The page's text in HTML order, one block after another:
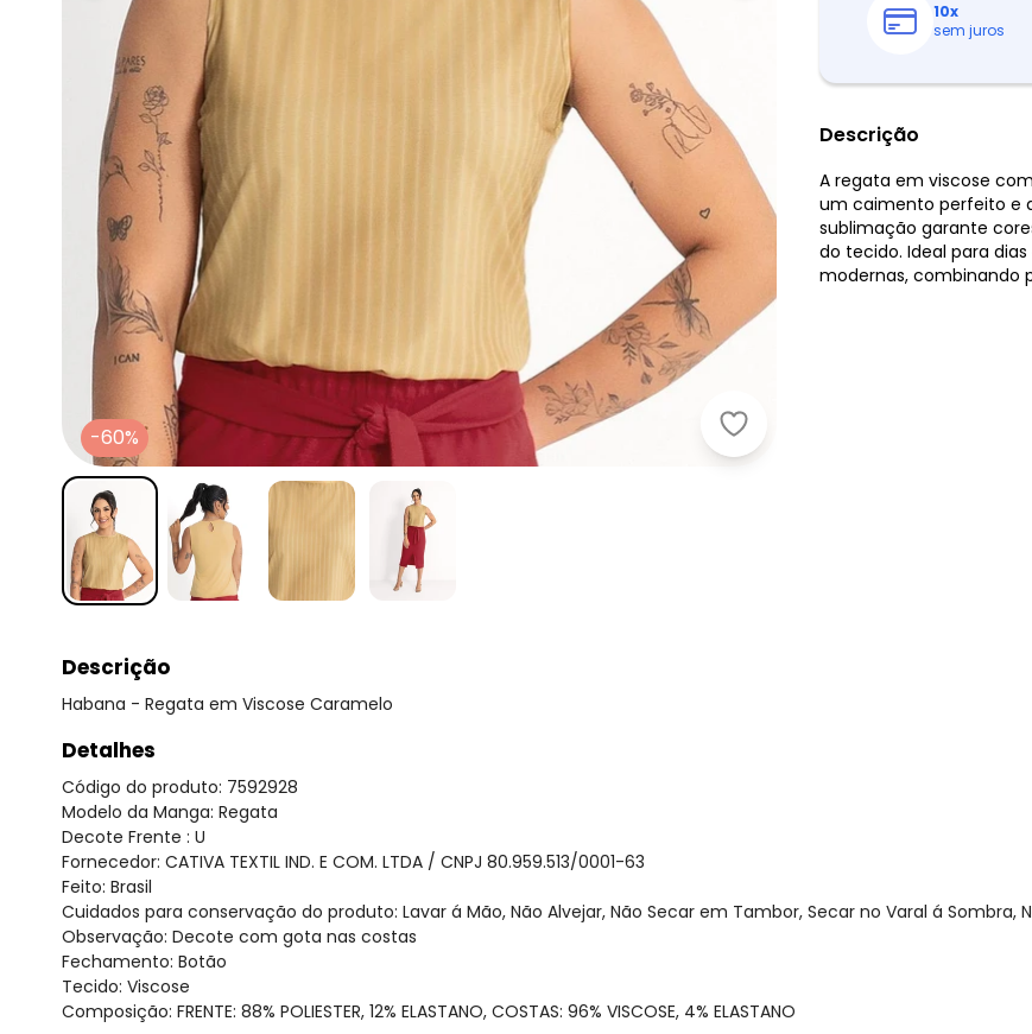
-60%
10x
sem juros
Descrição
A regata em viscose
um caimento perfeito e
sublimação garante
do tecido. Ideal para
modernas, combinando
Descrição
Habana - Regata em Viscose Caramelo
Detalhes
Código do produto: 7592928
Modelo da Manga: Regata
Decote Frente : U
Fornecedor: CATIVA TEXTIL IND. E COM. LTDA / CNPJ 80.959.513/0001-63
Feito: Brasil
Cuidados para conservação do produto: Lavar á Mão, Não Alvejar, Não Secar em Tambor, Secar no Varal á Sombra,
Observação: Decote com gota nas costas
Fechamento: Botão
Tecido: Viscose
Composição: FRENTE: 88% POLIESTER, 12% ELASTANO, COSTAS: 96% VISCOSE, 4% ELASTANO